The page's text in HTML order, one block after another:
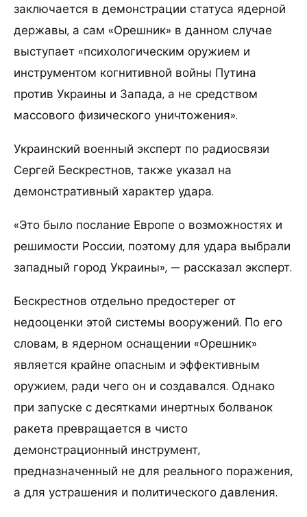
заключается в демонстрации статуса ядерной
державы, а сам «Орешник» в данном случае
выступает «психологическим оружием и
инструментом когнитивной войны Путина
против Украины и Запада, а не средством
массового физического уничтожения».
Украинский военный эксперт по радиосвязи
Сергей Бескрестнов, также указал на
демонстративный характер удара.
«Это было послание Европе о возможностях и
решимости России, поэтому для удара выбрали
западный город Украины», — рассказал эксперт.
Бескрестнов отдельно предостерег от
недооценки этой системы вооружений. По его
словам, в ядерном оснащении «Орешник»
является крайне опасным и эффективным
оружием, ради чего он и создавался. Однако
при запуске с десятками инертных болванок
ракета превращается в чисто
демонстрационный инструмент,
предназначенный не для реального поражения,
а для устрашения и политического давления.